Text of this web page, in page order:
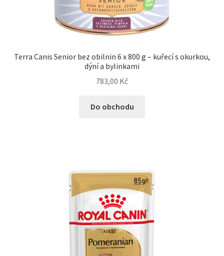
Terra Canis Senior bez obilnin 6 x 800 g – kuřecí s okurkou,
dýní a bylinkami
783,00 Kč
Do obchodu